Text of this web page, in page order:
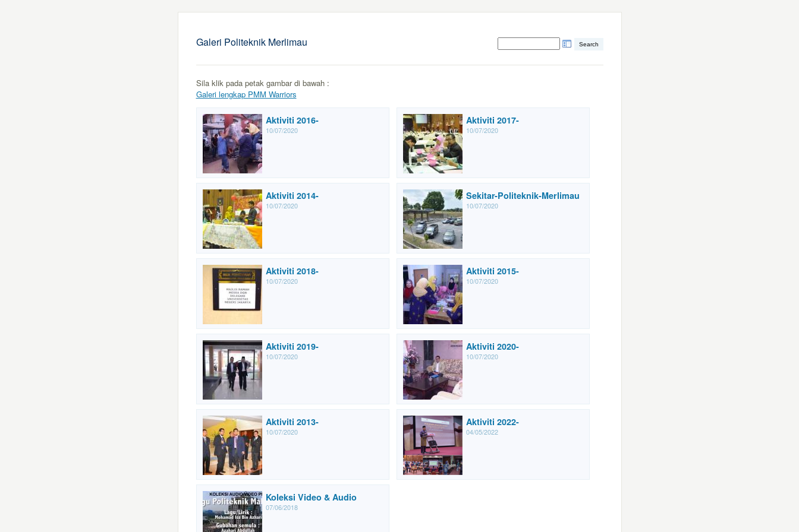
Galeri Politeknik Merlimau
Sila klik pada petak gambar di bawah :
Galeri lengkap PMM Warriors
Aktiviti 2016-
10/07/2020
Aktiviti 2017-
10/07/2020
Aktiviti 2014-
10/07/2020
Sekitar-Politeknik-Merlimau
10/07/2020
Aktiviti 2018-
10/07/2020
Aktiviti 2015-
10/07/2020
Aktiviti 2019-
10/07/2020
Aktiviti 2020-
10/07/2020
Aktiviti 2013-
10/07/2020
Aktiviti 2022-
04/05/2022
Koleksi Video & Audio
07/06/2018